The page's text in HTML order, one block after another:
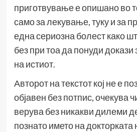
приготвување е опишано во
само за лекување, туку и за
една сериозна болест како
без при тоа да понуди
на истиот.
Авторот на текстот кој не е
објавен без потпис, очекува
верува без никакви дилеми
познато името на докторката